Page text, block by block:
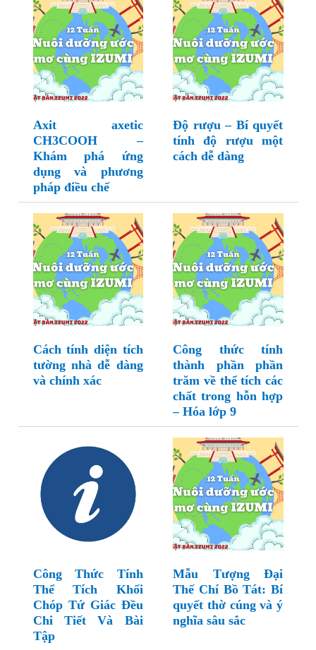
Axit axetic
CH3COOH –
Khám phá ứng
dụng và phương
pháp điều chế
Độ rượu – Bí quyết
tính độ rượu một
cách dễ dàng
Cách tính diện tích
tường nhà dễ dàng
và chính xác
Công thức tính
thành phần phần
trăm về thể tích các
chất trong hỗn hợp
– Hóa lớp 9
Công Thức Tính
Thể Tích Khối
Chóp Tứ Giác Đều
Chi Tiết Và Bài
Tập
Mẫu Tượng Đại
Thế Chí Bồ Tát: Bí
quyết thờ cúng và ý
nghĩa sâu sắc